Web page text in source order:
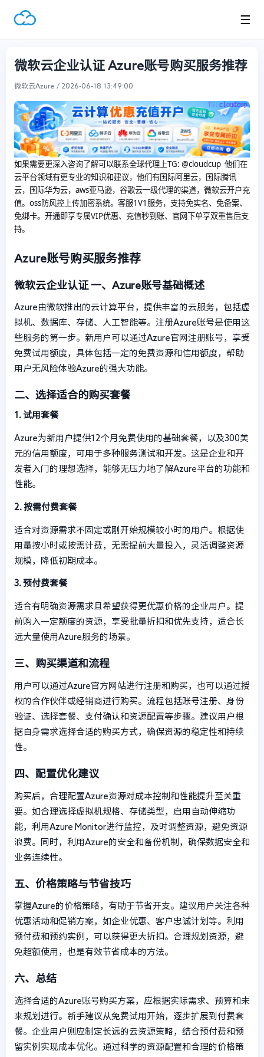
☰
微软云企业认证 Azure账号购买服务推荐
微软云Azure / 2026-06-18 13:49:00
如果需要更深入咨询了解可以联系全球代理上TG: @cloudcup 他们在
云平台领域有更专业的知识和建议，他们有国际阿里云，国际腾讯
云，国际华为云，aws亚马逊，谷歌云一级代理的渠道，微软云开户充
值。oss防风控上传加密系统。客服1V1服务，支持免实名、免备案、
免绑卡。开通即享专属VIP优惠、充值秒到账、官网下单享双重售后支
持。
Azure账号购买服务推荐
微软云企业认证 一、Azure账号基础概述
Azure由微软推出的云计算平台，提供丰富的云服务，包括虚
拟机、数据库、存储、人工智能等。注册Azure账号是使用这
些服务的第一步。新用户可以通过Azure官网注册账号，享受
免费试用额度，具体包括一定的免费资源和信用额度，帮助
用户无风险体验Azure的强大功能。
二、选择适合的购买套餐
1. 试用套餐
Azure为新用户提供12个月免费使用的基础套餐，以及300美
元的信用额度，可用于多种服务测试和开发。这是企业和开
发者入门的理想选择，能够无压力地了解Azure平台的功能和
性能。
2. 按需付费套餐
适合对资源需求不固定或刚开始规模较小时的用户。根据使
用量按小时或按需计费，无需提前大量投入，灵活调整资源
规模，降低初期成本。
3. 预付费套餐
适合有明确资源需求且希望获得更优惠价格的企业用户。提
前购入一定额度的资源，享受批量折扣和优先支持，适合长
远大量使用Azure服务的场景。
三、购买渠道和流程
用户可以通过Azure官方网站进行注册和购买，也可以通过授
权的合作伙伴或经销商进行购买。流程包括账号注册、身份
验证、选择套餐、支付确认和资源配置等步骤。建议用户根
据自身需求选择合适的购买方式，确保资源的稳定性和持续
性。
四、配置优化建议
购买后，合理配置Azure资源对成本控制和性能提升至关重
要。如合理选择虚拟机规格、存储类型，启用自动伸缩功
能，利用Azure Monitor进行监控，及时调整资源，避免资源
浪费。同时，利用Azure的安全和备份机制，确保数据安全和
业务连续性。
五、价格策略与节省技巧
掌握Azure的价格策略，有助于节省开支。建议用户关注各种
优惠活动和促销方案，如企业优惠、客户忠诚计划等。利用
预付费和预约实例，可以获得更大折扣。合理规划资源，避
免超额使用，也是有效节省成本的方法。
六、总结
选择合适的Azure账号购买方案，应根据实际需求、预算和未
来规划进行。新手建议从免费试用开始，逐步扩展到付费套
餐。企业用户则应制定长远的云资源策略，结合预付费和预
留实例实现成本优化。通过科学的资源配置和合理的价格策